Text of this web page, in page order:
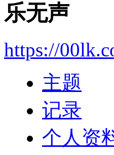
乐无声
https://
主题
记录
个人资